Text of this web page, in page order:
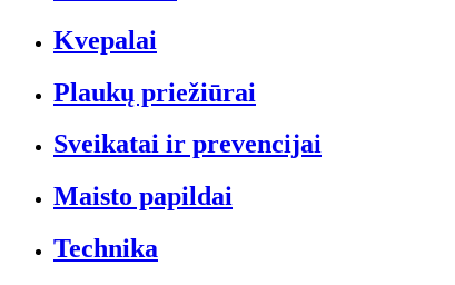
Kvepalai
Plaukų priežiūrai
Sveikatai ir prevencijai
Maisto papildai
Technika